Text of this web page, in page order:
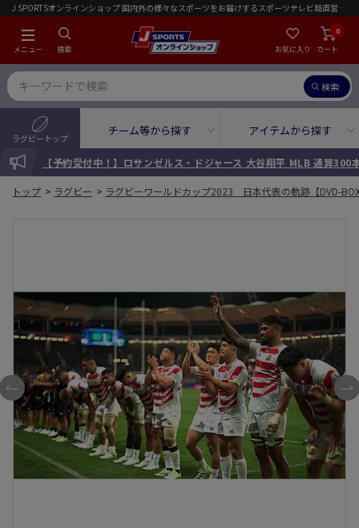
J SPORTSオンラインショップ 国内外の様々なスポーツをお届けするスポーツテレビ局直営店｜会員限定初回ご注文送料無料キャンペーン実施中！
メニュー 検索 お気に入り カート
0
検索
ラグビートップ
チーム等から探す
アイテムから探す
INFORMATION【予約受付中！】ロサンゼルス・ドジャース 大谷翔平 MLB 通算300
トップ > ラグビー > ラグビーワールドカップ2023 日本代表の軌跡【DVD-